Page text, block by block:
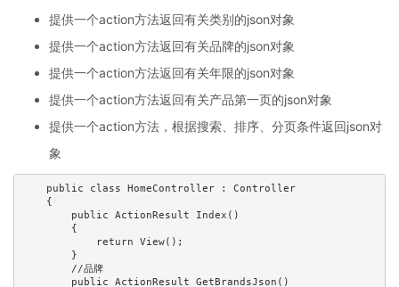
提供一个action方法返回有关类别的json对象
提供一个action方法返回有关品牌的json对象
提供一个action方法返回有关年限的json对象
提供一个action方法返回有关产品第一页的json对象
提供一个action方法，根据搜索、排序、分页条件返回json对
象
    public class HomeController : Controller
    {
        public ActionResult Index()
        {
            return View();
        }
        //品牌
        public ActionResult GetBrandsJson()